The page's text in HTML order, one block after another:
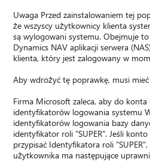
Uwaga Przed zainstalowaniem tej
że wszyscy użytkownicy klienta
są wylogowani systemu. Obejmuje
Dynamics NAV aplikacji serwera
klienta, który jest zalogowany w
Aby wdrożyć tę poprawkę, musi
Firma Microsoft zaleca, aby do
identyfikatorów logowania systemu
identyfikatorów logowania bazy
identyfikator roli "SUPER". Jeśli
przypisać Identyfikatora roli
użytkownika ma następujące